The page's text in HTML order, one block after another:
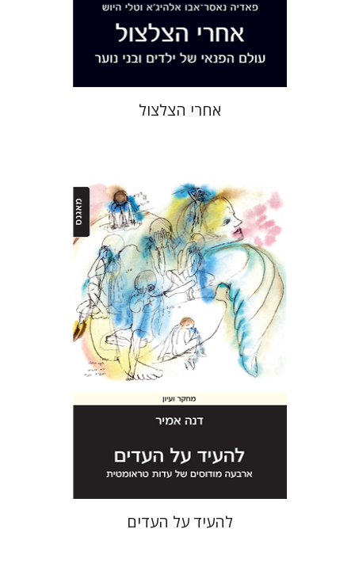
הנחת אתר ספר מודפס
$35
$32
אחרי הצלצול
דנה אמיר
הנחת אתר ספר מודפס
$34
$31
להעיד על העדים